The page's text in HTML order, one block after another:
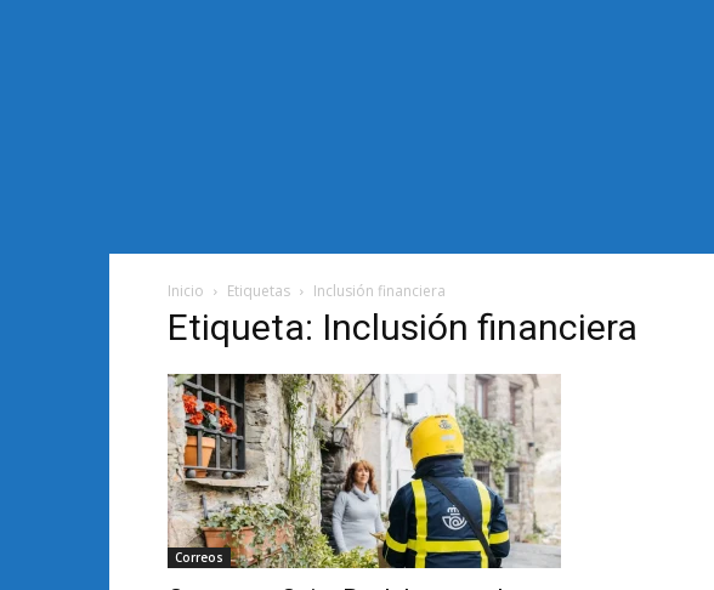
Inicio Etiquetas Inclusión financiera
Etiqueta: Inclusión financiera
Correos